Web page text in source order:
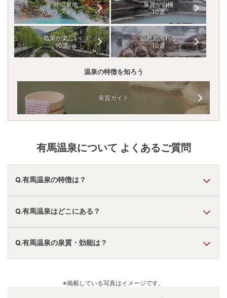
全国 温泉地
人気ランキング
泉質が自慢
10選
散策が楽しい
10選
自然あふれる
10選
温泉の特徴を知ろう
泉質ガイド
有馬温泉について よくあるご質問
Q.有馬温泉の特徴は？
A. 温泉・お湯の特徴は さらさら
「温泉街を散策できる」
Q.有馬温泉はどこにある？
A. 有馬温泉 は、兵庫県神戸市北区有馬町
車でお越しの方は、西宮北ICから車で約15分または西宮山
口南ICから車で約5分。
Q.有馬温泉の泉質・効能は？
泉、硫酸塩泉、含鉄泉、ラジウム泉
などで、効能は
チ、筋肉痛、腰痛、関節痛、冷え性、高血圧
※掲載している写真はイメージです。